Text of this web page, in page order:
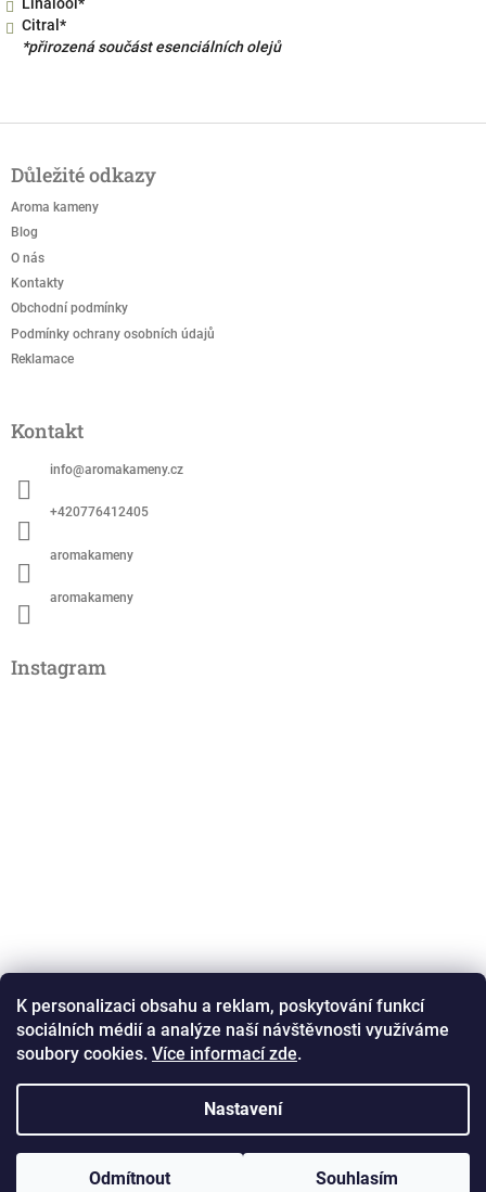
K personalizaci obsahu a reklam, poskytování funkcí
sociálních médií a analýze naší návštěvnosti využíváme
soubory cookies. Více informací zde.
Nastavení
Odmítnout Souhlasím
Citral*
*přirozená součást esenciálních olejů
pDůležité odkazy
Aroma kameny
Blog
O nás
Kontakty
Obchodní podmínky
Podmínky ochrany osobních údajů
Reklamace
Kontakt
info@aromakameny.cz
+420776412405
aromakameny
aromakameny
Instagram
Sledovat na Instagramu
Vytvořil Shoptet Copyright 2026 Aromakameny.cz. Všechna práva